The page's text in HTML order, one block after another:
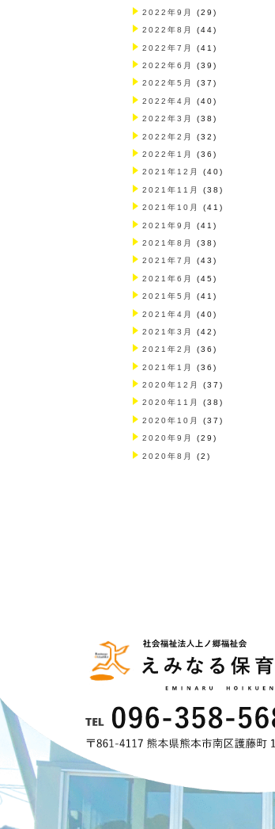
2022年9月 (29)
2022年8月 (44)
2022年7月 (41)
2022年6月 (39)
2022年5月 (37)
2022年4月 (40)
2022年3月 (38)
2022年2月 (32)
2022年1月 (36)
2021年12月 (40)
2021年11月 (38)
2021年10月 (41)
2021年9月 (41)
2021年8月 (38)
2021年7月 (43)
2021年6月 (45)
2021年5月 (41)
2021年4月 (40)
2021年3月 (42)
2021年2月 (36)
2021年1月 (36)
2020年12月 (37)
2020年11月 (38)
2020年10月 (37)
2020年9月 (29)
2020年8月 (2)